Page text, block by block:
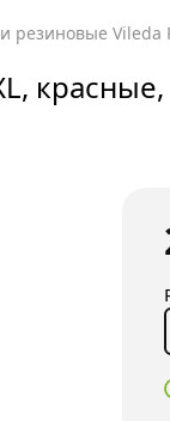
резиновые Vileda